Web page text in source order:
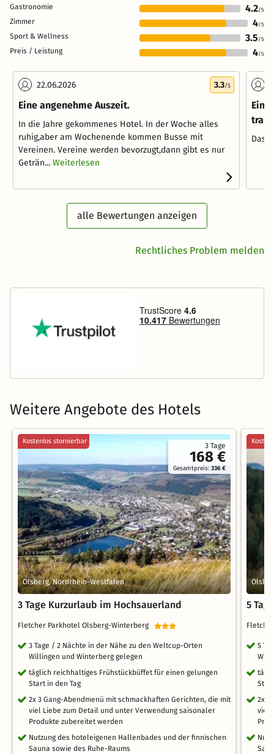
Gastronomie 4.2/5
Zimmer 4/5
Sport & Wellness 3.5 /5
Preis / Leistung 4/5
22.06.2026 3.3/5
Eine angenehme Auszeit.
In die Jahre gekommenes Hotel. In der Woche alles
ruhig,aber am Wochenende kommen Busse mit
Vereinen. Vereine werden bevorzugt,dann gibt es nur
Geträn... Weiterlesen
Ein
Das
alle Bewertungen anzeigen
Rechtliches Problem melden
Weitere Angebote des Hotels
3 Tage
168 €
Gesamtpreis:336 €
Kostenlos stornierbar
Olsberg, Nordrhein-Westfalen
3 Tage Kurzurlaub im Hochsauerland
Fletcher Parkhotel Olsberg-Winterberg
3 Tage / 2 Nächte in der Nähe zu den Weltcup-Orten
Willingen und Winterberg gelegen
täglich reichhaltiges Frühstückbüffet für einen gelungen
Start in den Tag
2x 3 Gang-Abendmenü mit schmackhaften Gerichten, die mit
viel Liebe zum Detail und unter Verwendung saisonaler
Produkte zubereitet werden
Nutzung des hoteleigenen Hallenbades und der finnischen
Sauna sowie des Ruhe-Raums
5
5
2x 3
viel